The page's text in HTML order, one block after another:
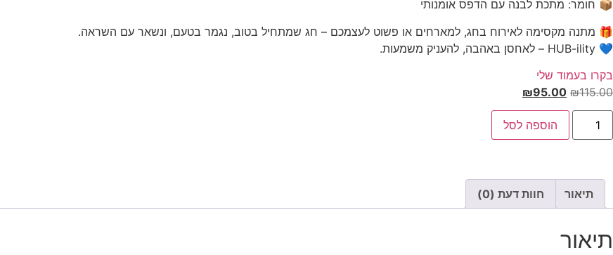
📦 חומר: מתכת לבנה עם הדפס אומנותי
🎁 מתנה מקסימה לאירוח בחג, למארחים או פשוט לעצמכם – חג שמתחיל בטוב, נגמר בטעם, ונשאר עם השראה.
💙 HUB-ility – לאחסן באהבה, להעניק משמעות.
בקרו בעמוד שלי
₪115.00
המחיר
המקורי
היה:
₪115.00.
₪95.00
הנוכחי
הוא:
₪95.00.
כמות
קופסת
הוספה לסל
תיאור חוות דעת (0)
תיאור